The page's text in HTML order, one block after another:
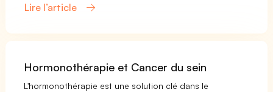
Lire l’article
Hormonothérapie et Cancer du sein
L'hormonothérapie est une solution clé dans le